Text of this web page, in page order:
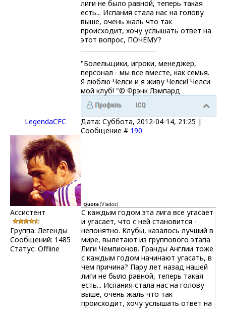
лиги не было равной, теперь такая
есть... Испания стала нас на голову
выше, очень жаль что так
происходит, хочу услышать ответ на
этот вопрос, ПОЧЕМУ?
"Болельщики, игроки, менеджер,
персонал - мы все вместе, как семья.
Я люблю Челси и я живу Челси! Челси
мой клуб! "© Фрэнк Лэмпард
LegendaCFC
Дата: Суббота, 2012-04-14, 21:25 |
Сообщение # 190
Ассистент
Группа: Легенды
Сообщений: 1485
Статус: Offline
Quote(Vlados)
С каждым годом эта лига все угасает
и угасает, что с ней становится -
непонятно. Клубы, казалось лучший в
мире, вылетают из группового этапа
Лиги Чемпионов. Гранды Англии тоже
с каждым годом начинают угасать, в
чем причина? Пару лет назад нашей
лиги не было равной, теперь такая
есть... Испания стала нас на голову
выше, очень жаль что так
происходит, хочу услышать ответ на